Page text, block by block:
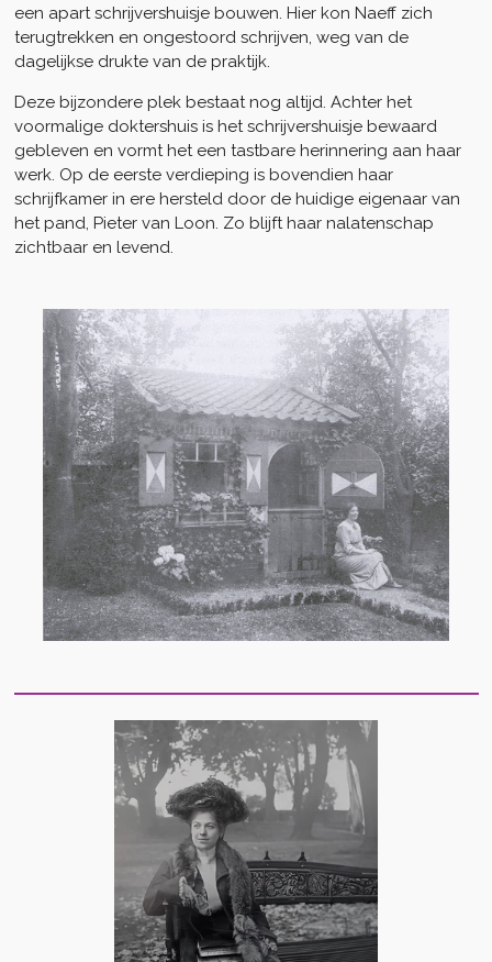
een apart schrijvershuisje bouwen. Hier kon Naeff zich
terugtrekken en ongestoord schrijven, weg van de
dagelijkse drukte van de praktijk.
Deze bijzondere plek bestaat nog altijd. Achter het
voormalige doktershuis is het schrijvershuisje bewaard
gebleven en vormt het een tastbare herinnering aan haar
werk. Op de eerste verdieping is bovendien haar
schrijfkamer in ere hersteld door de huidige eigenaar van
het pand, Pieter van Loon . Zo blijft haar nalatenschap
zichtbaar en levend.